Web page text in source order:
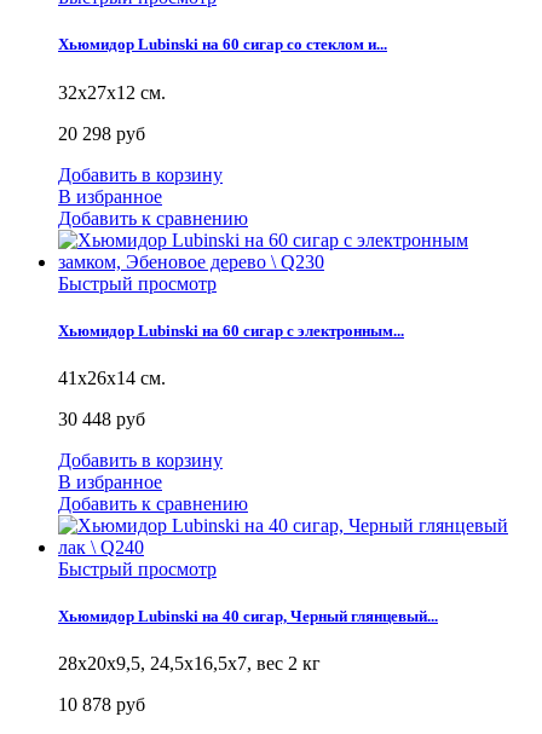
Хьюмидор Lubinski на 60 сигар со стеклом и...
32х27х12 см.
20 298 руб
Добавить в корзину
В избранное
Добавить к сравнению
Быстрый просмотр
Хьюмидор Lubinski на 60 сигар с электронным...
41x26x14 см.
30 448 руб
Добавить в корзину
В избранное
Добавить к сравнению
Быстрый просмотр
Хьюмидор Lubinski на 40 сигар, Черный глянцевый...
28х20х9,5, 24,5х16,5х7, вес 2 кг
10 878 руб